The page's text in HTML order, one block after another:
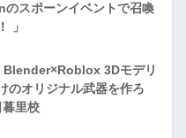
スポーンイベントで召喚
」
Blender×Roblox 3Dモデリ
のオリジナル武器を作ろ
暮里校